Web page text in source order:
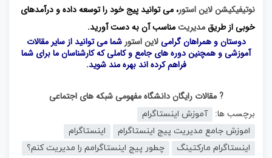
نوتیفیکیشن لاین استور، می توانید پیج خود را توسعه داده و درآمدهای
خوبی از طریق مدیریتمناسب آن به دست آورید.
دوستان و همراهان گرامیلاین استور شما می توانید از سایر مقالات
آموزشی و همچنین دوره های جامع و کاملی که کارشناسان ما برای شما
فراهم کرده اند بهره مند شوید.
? مقالات رایگان دانشگاه مفهومی شبکه های اجتماعی
برچسب ها:
آموزش اینستاگرام
اموزش جامع مدیریت پیج اینستاگرام
اینستاگرام
اینستاگرام مارکتینگ
چطور پیج اینستاگرامم را مدیریت کنم؟